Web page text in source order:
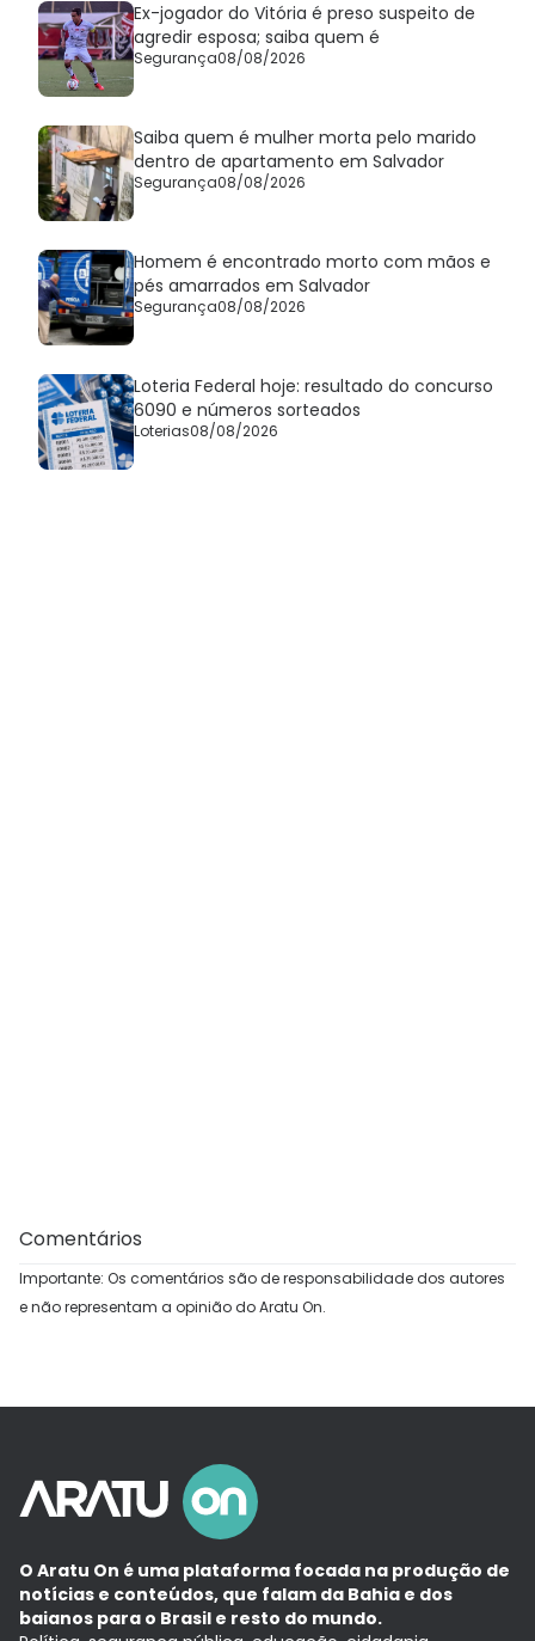
Ex-jogador do Vitória é preso suspeito de
agredir esposa; saiba quem é
Segurança08/08/2026
Saiba quem é mulher morta pelo marido
dentro de apartamento em Salvador
Segurança08/08/2026
Homem é encontrado morto com mãos e
pés amarrados em Salvador
Segurança08/08/2026
Loteria Federal hoje: resultado do concurso
6090 e números sorteados
Loterias08/08/2026
Comentários
Importante: Os comentários são de responsabilidade dos autores
e não representam a opinião do Aratu On.
O Aratu On é uma plataforma focada na produção de
notícias e conteúdos, que falam da Bahia e dos
baianos para o Brasil e resto do mundo.